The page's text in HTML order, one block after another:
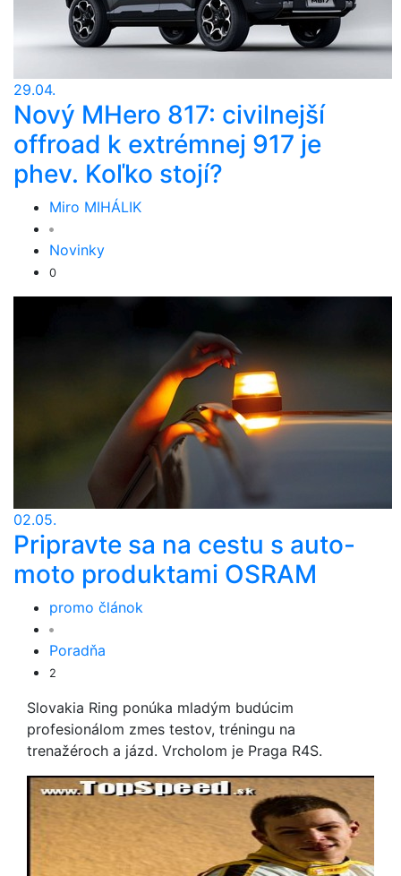
29.04.
Nový MHero 817: civilnejší
offroad k extrémnej 917 je
phev. Koľko stojí?
Miro MIHÁLIK
Novinky
0
02.05.
Pripravte sa na cestu s auto-
moto produktami OSRAM
promo článok
Poradňa
2
Slovakia Ring ponúka mladým budúcim
profesionálom zmes testov, tréningu na
trenažéroch a jázd. Vrcholom je Praga R4S.